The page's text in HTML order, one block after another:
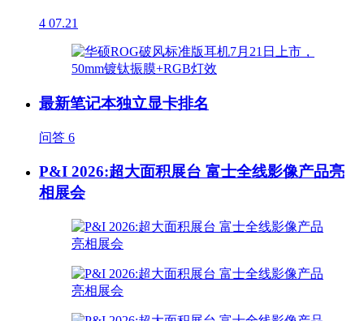
4 07.21
最新笔记本独立显卡排名
问答 6
P&I 2026:超大面积展台 富士全线影像产品亮
相展会